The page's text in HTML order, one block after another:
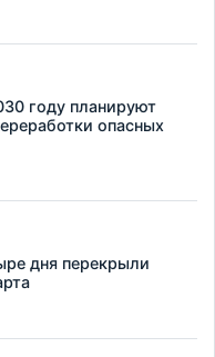
году планируют
опасных
дня перекрыли